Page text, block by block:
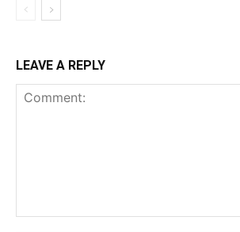
LEAVE A REPLY